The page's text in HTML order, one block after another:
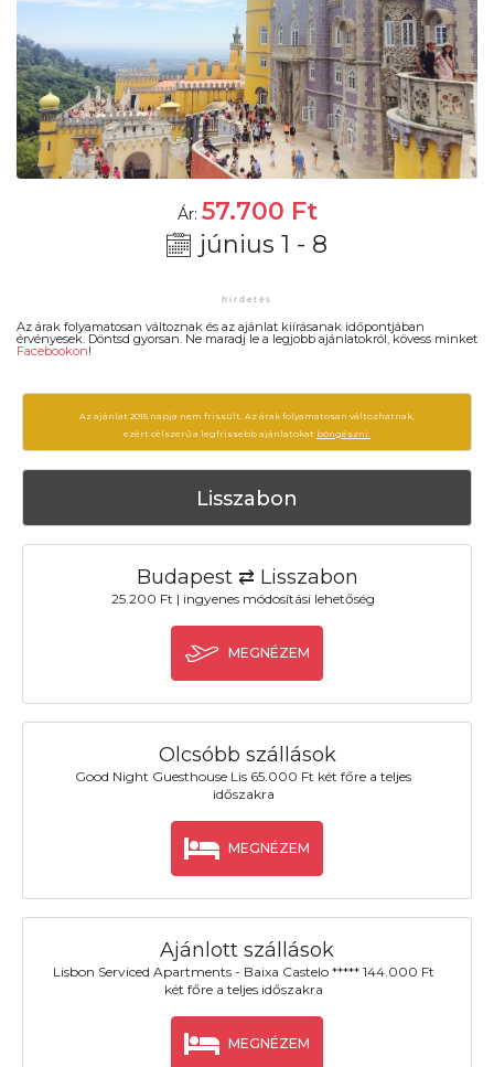
Ár: 57.700 Ft
június 1 - 8
Az árak folyamatosan változnak és az ajánlat kiírásanak időpontjában
érvényesek. Döntsd gyorsan. Ne maradj le a legjobb ajánlatokról, kövess minket
Facebookon!
Az ajánlat 2015 napja nem frissült. Az árak folyamatosan változhatnak,
ezért célszerű a legfrissebb ajánlatokat böngészni.
Lisszabon
Budapest ⇄ Lisszabon
25.200 Ft | ingyenes módosítási lehetőség
MEGNÉZEM
Olcsóbb szállások
Good Night Guesthouse Lis 65.000 Ft két főre a teljes
időszakra
MEGNÉZEM
Ajánlott szállások
Lisbon Serviced Apartments - Baixa Castelo ***** 144.000 Ft
két főre a teljes időszakra
MEGNÉZEM